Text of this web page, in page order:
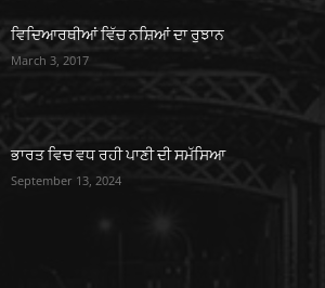
ਵਿਦਿਆਰਥੀਆਂ ਵਿੱਚ ਨਸ਼ਿਆਂ ਦਾ ਰੁਝਾਨ
March 3, 2017
ਭਾਰਤ ਵਿਚ ਵਧ ਰਹੀ ਪਾਣੀ ਦੀ ਸਮੱਸਿਆ
September 13, 2024